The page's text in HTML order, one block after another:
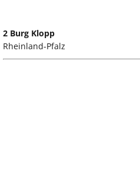
2 Burg Klopp
Rheinland-Pfalz